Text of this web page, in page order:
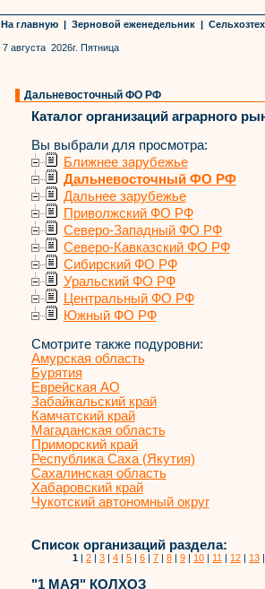
На главную | Зерновой еженедельник |
7 августа 2026г. Пятница
Дальневосточный ФО РФ
Каталог организаций аграрного
Вы выбрали для просмотра:
Ближнее зарубежье
Дальневосточный ФО РФ
Дальнее зарубежье
Приволжский ФО РФ
Северо-Западный ФО РФ
Северо-Кавказский ФО РФ
Сибирский ФО РФ
Уральский ФО РФ
Центральный ФО РФ
Южный ФО РФ
Смотрите также подуровни:
Амурская область
Бурятия
Еврейская АО
Забайкальский край
Камчатский край
Магаданская область
Приморский край
Республика Саха (Якутия)
Сахалинская область
Хабаровский край
Чукотский автономный округ
Список организаций раздела:
1 | 2 | 3 | 4 | 5 | 6 | 7 | 8 | 9 | 10 | 11 | 12 | 13
"1 МАЯ" КОЛХОЗ